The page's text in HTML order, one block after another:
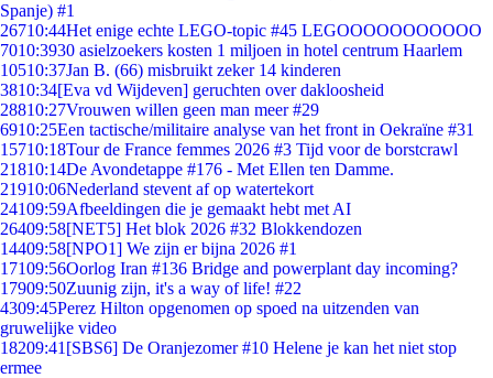
Spanje) #1
26710:44Het enige echte LEGO-topic #45 LEGOOOOOOOOOOO
7010:3930 asielzoekers kosten 1 miljoen in hotel centrum Haarlem
10510:37Jan B. (66) misbruikt zeker 14 kinderen
3810:34[Eva vd Wijdeven] geruchten over dakloosheid
28810:27Vrouwen willen geen man meer #29
6910:25Een tactische/militaire analyse van het front in Oekraïne #31
15710:18Tour de France femmes 2026 #3 Tijd voor de borstcrawl
21810:14De Avondetappe #176 - Met Ellen ten Damme.
21910:06Nederland stevent af op watertekort
24109:59Afbeeldingen die je gemaakt hebt met AI
26409:58[NET5] Het blok 2026 #32 Blokkendozen
14409:58[NPO1] We zijn er bijna 2026 #1
17109:56Oorlog Iran #136 Bridge and powerplant day incoming?
17909:50Zuunig zijn, it's a way of life! #22
4309:45Perez Hilton opgenomen op spoed na uitzenden van
gruwelijke video
18209:41 [SBS6] De Oranjezomer #10 Helene je kan het niet stop
ermee